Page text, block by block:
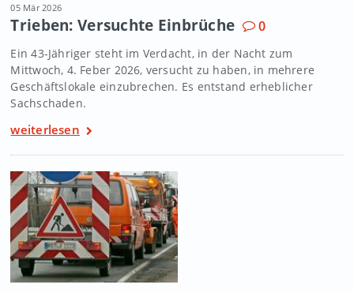
05 Mär 2026
Trieben: Versuchte Einbrüche 0
Ein 43-Jähriger steht im Verdacht, in der Nacht zum
Mittwoch, 4. Feber 2026, versucht zu haben, in mehrere
Geschäftslokale einzubrechen. Es entstand erheblicher
Sachschaden.
weiterlesen